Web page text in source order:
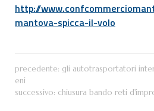
http://
mantova-spicca-il-volo
precedente: gli autotrasportatori
eni
successivo: chiusura bando reti